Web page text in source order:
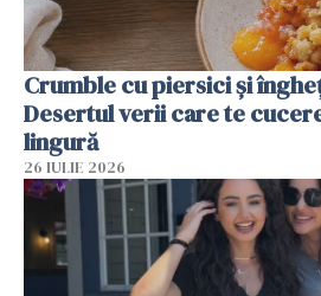
Crumble cu piersici și
Desertul verii care te
lingură
26 IULIE 2026